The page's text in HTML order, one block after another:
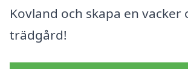
Kovland och skapa en vacker
trädgård!